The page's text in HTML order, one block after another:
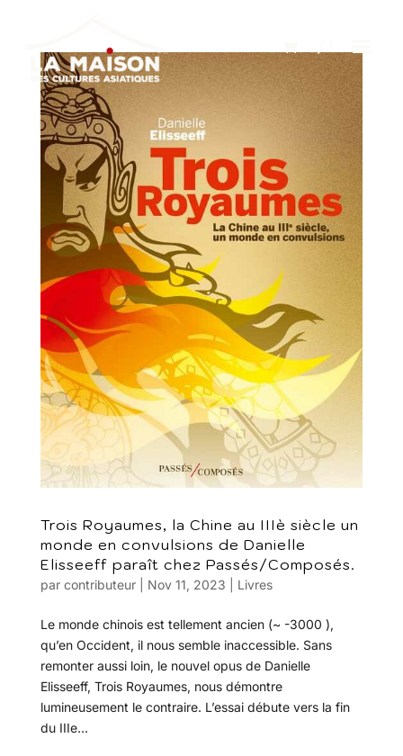
Trois Royaumes, la Chine au IIIè siècle un
monde en convulsions de Danielle
Elisseeff paraît chez Passés/Composés.
par contributeur| Nov 11, 2023 Livres
Le monde chinois est tellement ancien (~ -3000 ),
qu’en Occident, il nous semble inaccessible. Sans
remonter aussi loin, le nouvel opus de Danielle
Elisseeff, Trois Royaumes, nous démontre
lumineusement le contraire. L’essai débute vers la fin
du IIIe...